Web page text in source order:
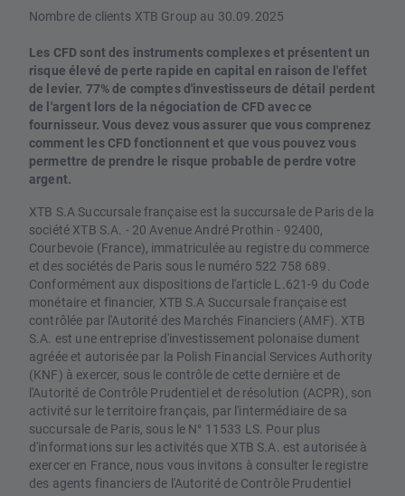
Nombre de clients XTB Group au 30.09.2025
Les CFD sont des instruments complexes et présentent un
risque élevé de perte rapide en capital en raison de l'effet
de levier. 77% de comptes d'investisseurs de détail perdent
de l'argent lors de la négociation de CFD avec ce
fournisseur. Vous devez vous assurer que vous comprenez
comment les CFD fonctionnent et que vous pouvez vous
permettre de prendre le risque probable de perdre votre
argent.
XTB S.A Succursale française est la succursale de Paris de la
société XTB S.A. - 20 Avenue André Prothin - 92400,
Courbevoie (France), immatriculée au registre du commerce
et des sociétés de Paris sous le numéro 522 758 689.
Conformément aux dispositions de l'article L.621-9 du Code
monétaire et financier, XTB S.A Succursale française est
contrôlée par l'Autorité des Marchés Financiers (AMF). XTB
S.A. est une entreprise d'investissement polonaise dument
agréée et autorisée par la Polish Financial Services Authority
(KNF) à exercer, sous le contrôle de cette dernière et de
l'Autorité de Contrôle Prudentiel et de résolution (ACPR), son
activité sur le territoire français, par l'intermédiaire de sa
succursale de Paris, sous le N° 11533 LS. Pour plus
d'informations sur les activités que XTB S.A. est autorisée à
exercer en France, nous vous invitons à consulter le registre
des agents financiers de l'Autorité de Contrôle Prudentiel